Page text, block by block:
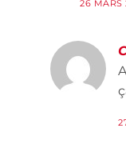
26 MARS